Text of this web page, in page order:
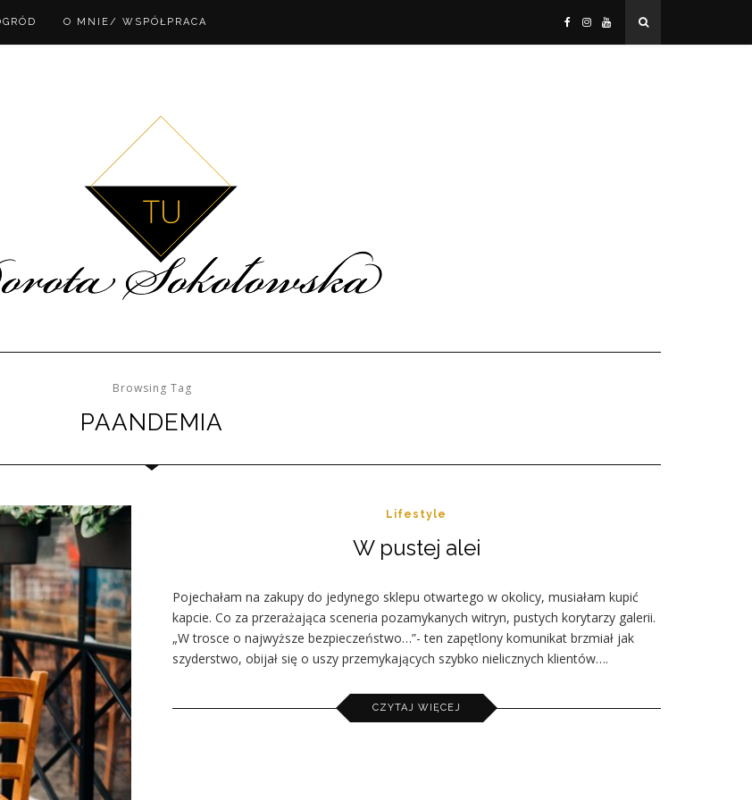
O MNIE/ WSPÓŁPRACA
Browsing Tag
PAANDEMIA
Lifestyle
W pustej alei
Pojechałam na zakupy do jedynego sklepu otwartego w okolicy, musiałam kupić
kapcie. Co za przerażająca sceneria pozamykanych witryn, pustych korytarzy galerii.
„W trosce o najwyższe bezpieczeństwo…”- ten zapętlony komunikat brzmiał jak
szyderstwo, obijał się o uszy przemykających szybko nielicznych klientów….
CZYTAJ WIĘCEJ